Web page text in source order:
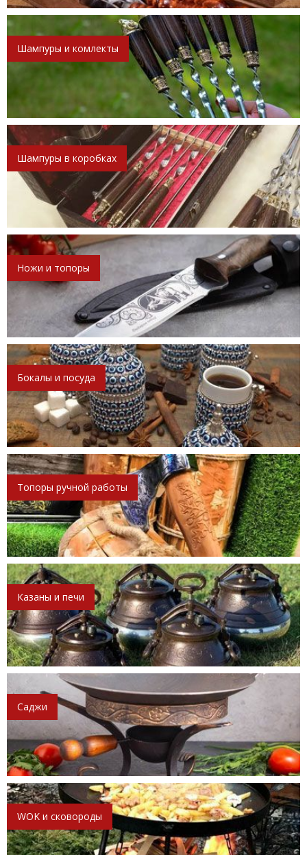
Шампуры и комлекты
Шампуры в коробках
Ножи и топоры
Бокалы и посуда
Топоры ручной работы
Казаны и печи
Саджи
WOK и сковороды